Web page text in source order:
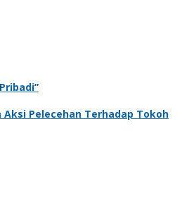
Pelecehan Terhadap Tokoh